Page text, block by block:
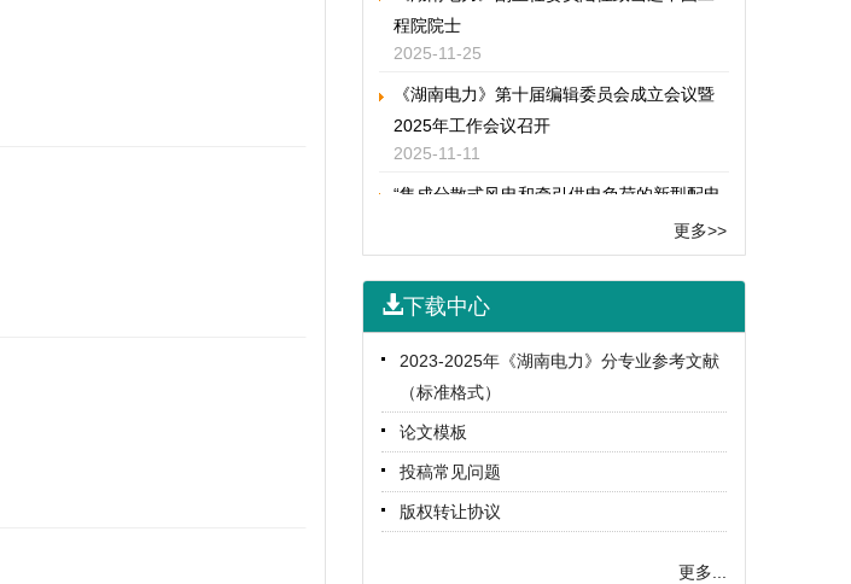
2025-11-25
《湖南电力》第十届编辑委员会成立会议暨
2025年工作会议召开
2025-11-11
“集成分散式风电和牵引供电负荷的新型配电
系统规划与运行技术” 专题征稿启事
季学术论坛
2025-04-23
《湖南电力》编辑部赴珠海参加第16届智能
电网学术研讨会
2025-04-18
2025《中国电力》春季学术论坛暨青年科学
家学术沙龙 ——人工智能在新型电力系统的
应用
更多>>
下载中心
2023-2025年《湖南电力》分专业参考文献
（标准格式）
论文模板
投稿常见问题
版权转让协议
更多...